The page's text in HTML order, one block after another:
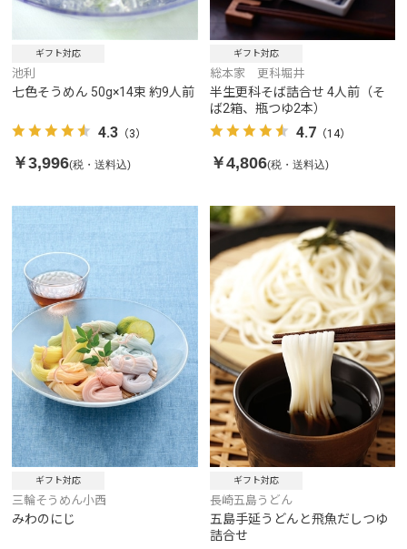
ギフト対応
池利
七色そうめん 50g×14束 約9人前
4.3 （3）
￥3,996(税・送料込)
ギフト対応
総本家 更科堀井
半生更科そば詰合せ 4人前（そ
ば2箱、瓶つゆ2本）
4.7（14）
￥4,806(税・送料込)
ギフト対応
三輪そうめん小西
みわのにじ
ギフト対応
長崎五島うどん
五島手延うどんと飛魚だしつゆ
詰合せ